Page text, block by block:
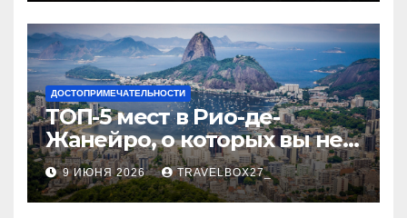
ДОСТОПРИМЕЧАТЕЛЬНОСТИ
ТОП-5 мест в Рио-де-
Жанейро, о которых вы не
знали
9 ИЮНЯ 2026 TRAVELBOX27_